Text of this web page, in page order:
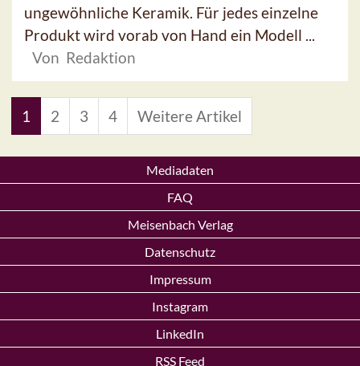
ungewöhnliche Keramik. Für jedes einzelne
Produkt wird vorab von Hand ein Modell ...
Von Redaktion
1 2 3 4 Weitere Artikel
Mediadaten
FAQ
Meisenbach Verlag
Datenschutz
Impressum
Instagram
LinkedIn
RSS Feed